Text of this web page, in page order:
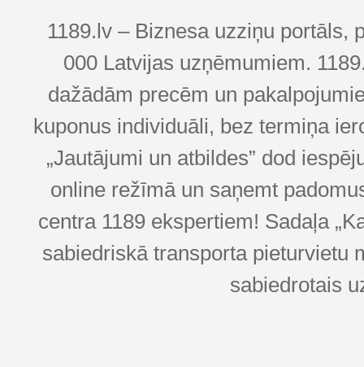
1189.lv – Biznesa uzziņu portāls,
000 Latvijas uzņēmumiem.
dažādām precēm un
kuponus individuāli, bez termiņa
„Jautājumi un atbildes” dod
online režīmā un saņemt
centra 1189 ekspertiem! Sadaļa
sabiedriskā transporta pieturvietu
sabiedrotais